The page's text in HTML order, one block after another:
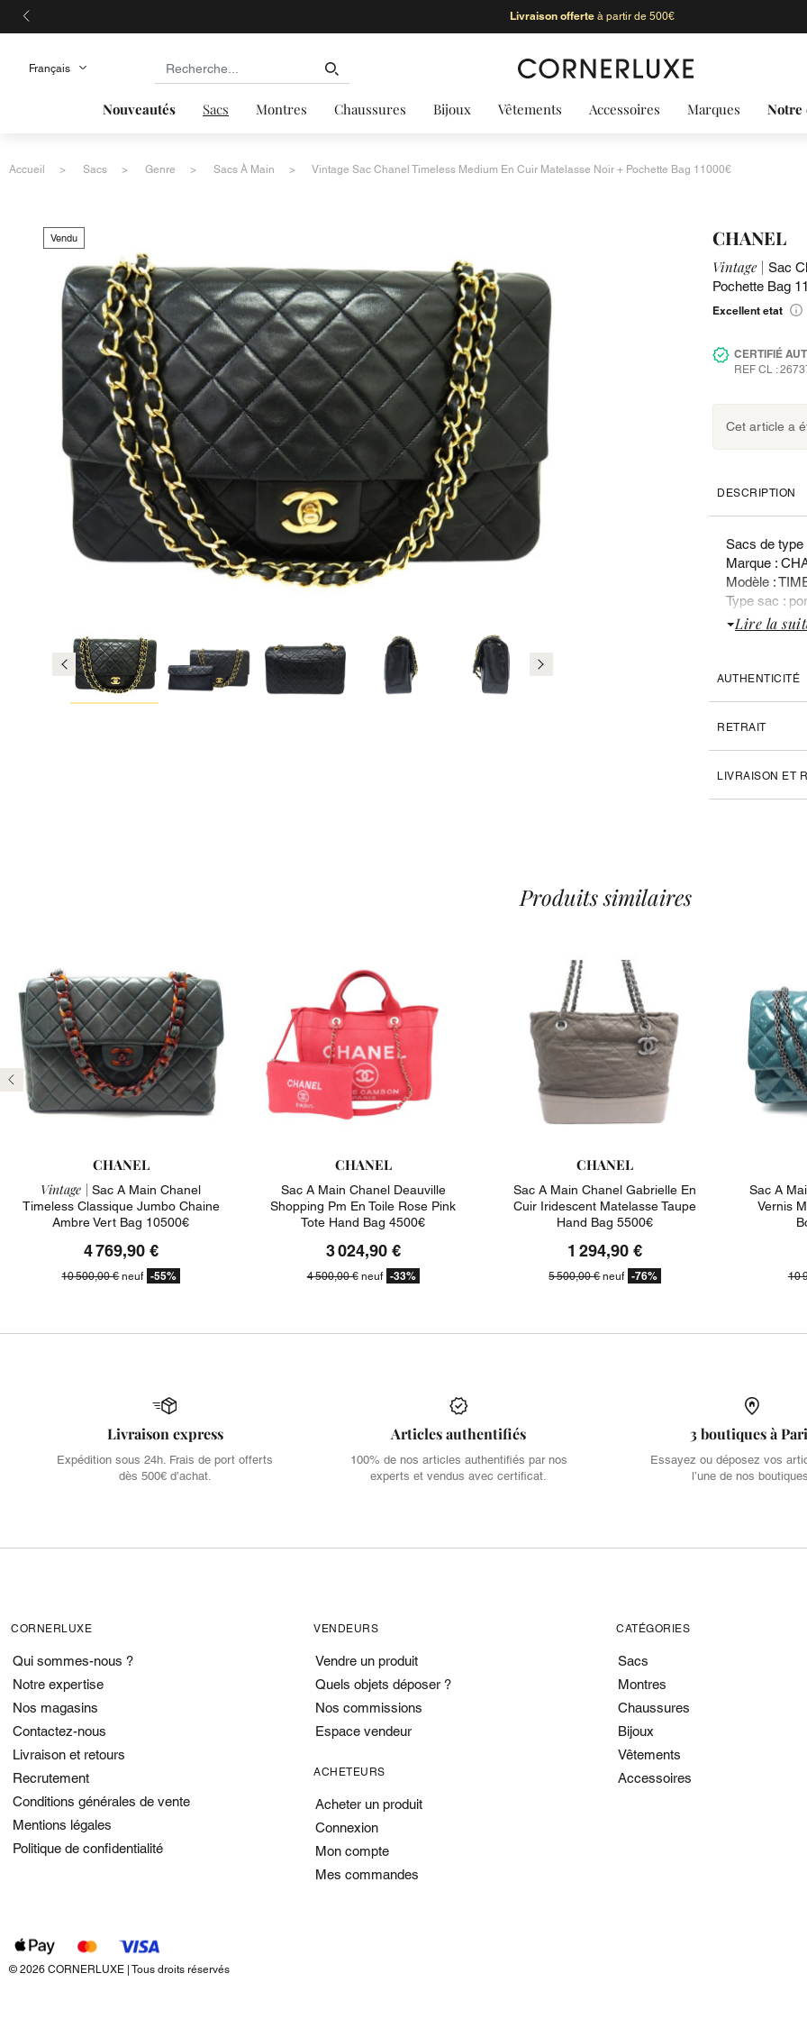
Livraison offerteà partir de 500€
Nouveautés Sacs Montres Chaussures Bijoux Vêtements Accessoires Marques Notre
Accueil Sacs Genre Sacs À Main Vintage Sac Chanel Timeless Medium En Cuir Matelasse Noir + Pochette Bag 11000€
Vendu CHANEL
Vintage |
Sac
Pochette Bag
Excellent etat
CERTIFIÉ
REF CL :
Cet article a
DESCRIPTION
Sacs de
Marque :
Modèle :
Type sac :
Année de
Matière : cuir
N'hésitez
Bugeaud
Objet
l'avance.
Etat :
Lire la
AUTHENTICITÉ
RETRAIT
LIVRAISON ET
Précédent
Produits similaires
CHANEL
Vintage | Sac A Main Chanel
Timeless Classique Jumbo Chaine
Ambre Vert Bag 10500€
4 769,90 €
10 500,00 €neuf -55%
CHANEL
Sac A Main Chanel Deauville
Shopping Pm En Toile Rose Pink
Tote Hand Bag 4500€
3 024,90 €
4 500,00 €neuf -33%
CHANEL
Sac A Main Chanel Gabrielle En
Cuir Iridescent Matelasse Taupe
Hand Bag 5500€
1 294,90 €
5 500,00 €neuf -76%
Sac A
Vernis
10
Livraison express
Expédition sous 24h. Frais de port offerts
dès 500€ d’achat.
Articles authentifiés
100% de nos articles authentifiés par nos
experts et vendus avec certificat.
3 boutiques à
Essayez ou déposez vos
l’une de nos
CORNERLUXE
Qui sommes-nous ?
Notre expertise
Nos magasins
Contactez-nous
Livraison et retours
Recrutement
Conditions générales de vente
Mentions légales
Politique de confidentialité
VENDEURS
Vendre un produit
Quels objets déposer ?
Nos commissions
Espace vendeur
ACHETEURS
Acheter un produit
Connexion
Mon compte
Mes commandes
CATÉGORIES
Sacs
Montres
Chaussures
Bijoux
Vêtements
Accessoires
© 2026 CORNERLUXE | Tous droits réservés